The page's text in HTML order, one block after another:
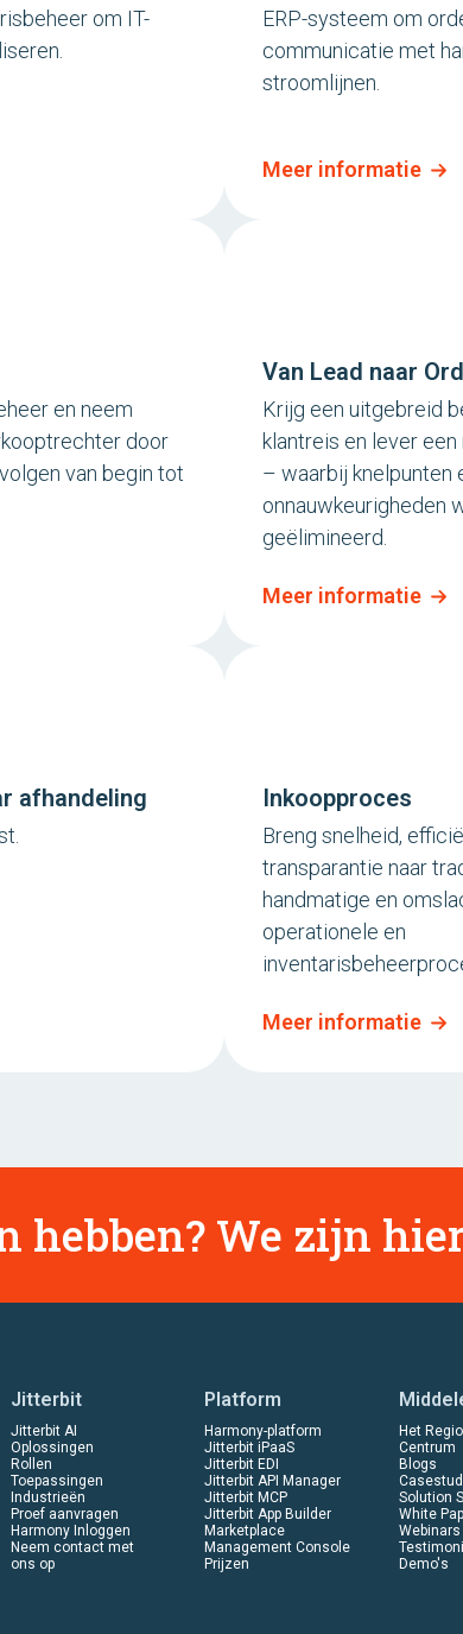
om IT-
ERP-systeem om
communicatie met
stroomlijnen.
Meer informatie
en neem
door
van begin tot
Van Lead naar
Krijg een uitgebreid
klantreis en lever
– waarbij knelpunten
onnauwkeurigheden
geëlimineerd.
Meer informatie
afhandeling Inkoopproces
Breng snelheid,
transparantie naar
handmatige en
operationele en
Meer informatie
hebben? We zijn
Jitterbit
Jitterbit AI
Oplossingen
Rollen
Toepassingen
Industrieën
Proef aanvragen
Harmony Inloggen
Neem contact met
ons op
Platform
Harmony-platform
Jitterbit iPaaS
Jitterbit EDI
Jitterbit API Manager
Jitterbit MCP
Jitterbit App Builder
Marketplace
Management Console
Prijzen
Het
Centrum
Blogs
Solution
White
Webinars
Demo's